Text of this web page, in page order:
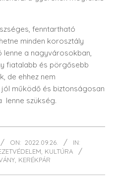
fenntartható
minden korosztály
lenne a nagyvárosokban,
fiatalabb és pörgősebb
de ehhez nem
működő és biztonságosan
lenne szükség.
ON: 2022.09.26.
IN:
KULTÚRA
KERÉKPÁR